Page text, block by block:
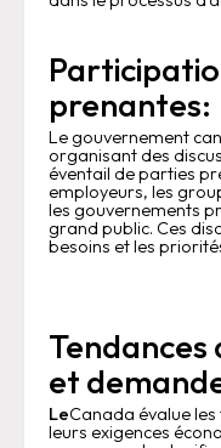
prenantes:‍
Le gouvernement
organisant des
éventail de parties
employeurs, les
les gouvernements
grand public. Ces
besoins et les
et
‍LeCanada évalue
leurs exigences